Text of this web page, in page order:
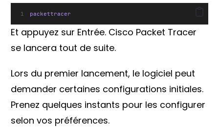
packettracer
Et appuyez sur Entrée. Cisco Packet Tracer
se lancera tout de suite.
Lors du premier lancement, le logiciel peut
demander certaines configurations initiales.
Prenez quelques instants pour les configurer
selon vos préférences.